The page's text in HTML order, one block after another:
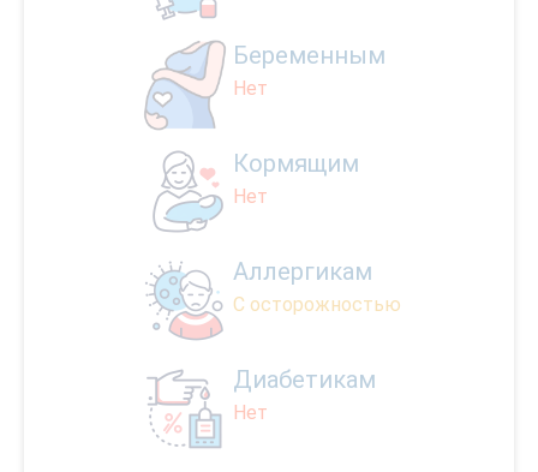
Беременным
Нет
Кормящим
Нет
Аллергикам
С осторожностью
Диабетикам
Нет